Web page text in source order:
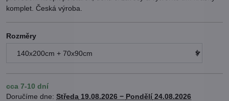
komplet. Česká výroba.
Rozměry
cca 7-10 dní
Doručíme dne: Středa 19.08.2026 − Pondělí 24.08.2026